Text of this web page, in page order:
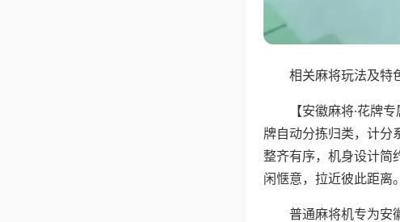
相关麻将玩法及特
【安徽麻将·花牌
牌自动分拣归类，计分
整齐有序，机身设计简
闲惬意，拉近彼此距离。
普通麻将机专为安